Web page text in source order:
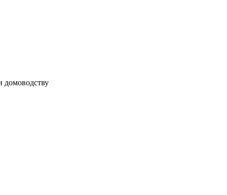
домоводству